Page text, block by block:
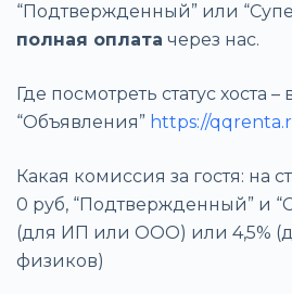
“Подтвержденный” или
полная оплата через нас.
Где посмотреть статус хоста –
“Объявления” https://
Какая комиссия за гостя: на
0 руб, “Подтвержденный” и
(для ИП или ООО) или 4,5%
физиков)